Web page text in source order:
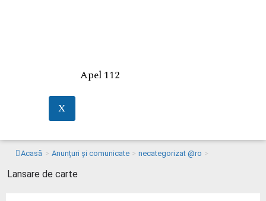
Apel 112
X
Acasă > Anunțuri și comunicate > necategorizat @ro >
Lansare de carte